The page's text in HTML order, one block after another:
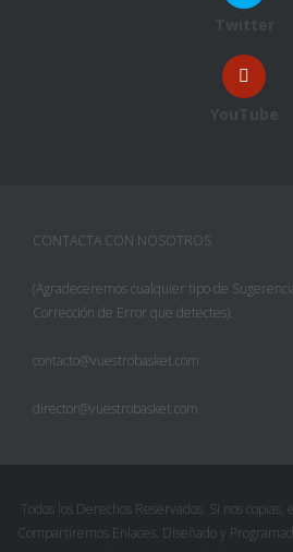
Twitter
YouTube
CONTACTA CON NOSOTROS
(Agradeceremos cualquier tipo de
Corrección de Error que detectes):
contacto@vuestrobasket.com
director@vuestrobasket.com
Todos los Derechos Reservados. Si nos copias,
Compartiremos Enlaces. Diseñado y